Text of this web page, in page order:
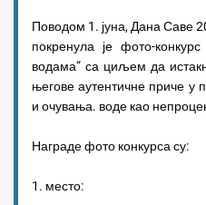
Поводом 1. јуна, Дана Саве
покренула је фото-
водама“ са циљем да
његове аутентичне приче у
и очувања. воде као
Награде фото конкурса су:
1. место: